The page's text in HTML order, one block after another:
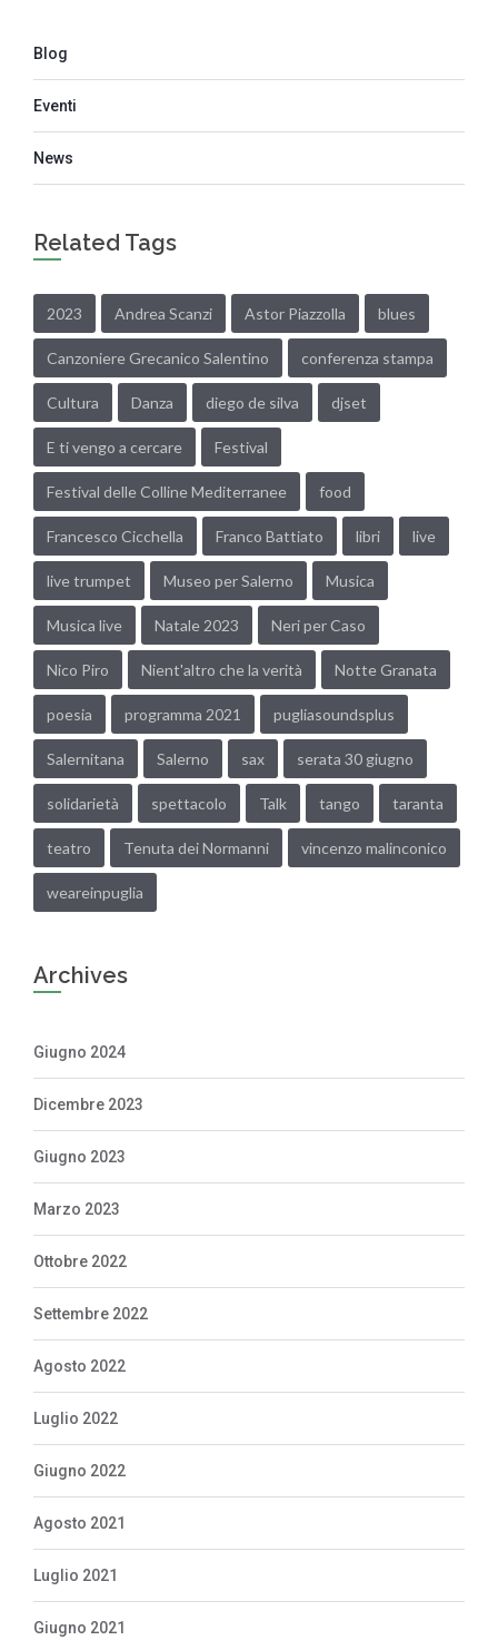
Blog
Eventi
News
Related Tags
2023 Andrea Scanzi Astor Piazzolla blues
Canzoniere Grecanico Salentino conferenza stampa
Cultura Danza diego de silva djset
E ti vengo a cercare Festival
Festival delle Colline Mediterranee food
Francesco Cicchella Franco Battiato libri live
live trumpet Museo per Salerno Musica
Musica live Natale 2023 Neri per Caso
Nico Piro Nient'altro che la verità Notte Granata
poesia programma 2021 pugliasoundsplus
Salernitana Salerno sax serata 30 giugno
solidarietà spettacolo Talk tango taranta
teatro Tenuta dei Normanni vincenzo malinconico
weareinpuglia
Archives
Giugno 2024
Dicembre 2023
Giugno 2023
Marzo 2023
Ottobre 2022
Settembre 2022
Agosto 2022
Luglio 2022
Giugno 2022
Agosto 2021
Luglio 2021
Giugno 2021